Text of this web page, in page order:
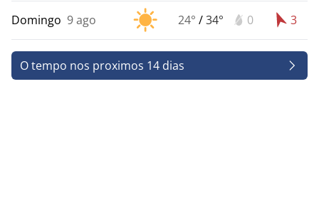
Domingo 9 ago 24° /34° 0 3
O tempo nos proximos 14 dias